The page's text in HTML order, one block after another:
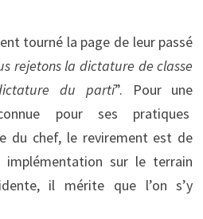
tourné la page de leur passé
rejetons la dictature de classe
du parti”. Pour une
pour ses pratiques
du chef, le revirement est de
sur le terrain
il mérite que l’on s’y